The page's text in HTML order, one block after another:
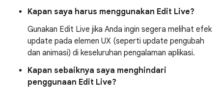
Kapan saya harus menggunakan Edit Live?
Gunakan Edit Live jika Anda ingin segera melihat efek
update pada elemen UX (seperti update pengubah
dan animasi) di keseluruhan pengalaman aplikasi.
Kapan sebaiknya saya menghindari
penggunaan Edit Live?